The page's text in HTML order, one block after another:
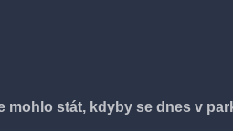
mohlo stát, kdyby se dnes v